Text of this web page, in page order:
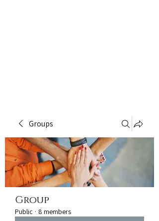
Groups
Group
Public · 8 members